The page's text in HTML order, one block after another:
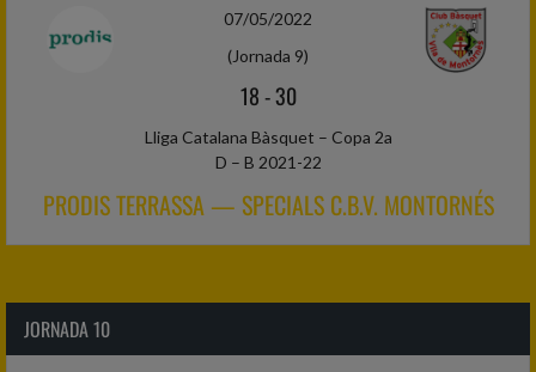
07/05/2022
(Jornada 9)
18-30
Lliga Catalana Bàsquet – Copa 2a
D – B 2021-22
PRODIS TERRASSA — SPECIALS C.B.V. MONTORNÉS
JORNADA 10